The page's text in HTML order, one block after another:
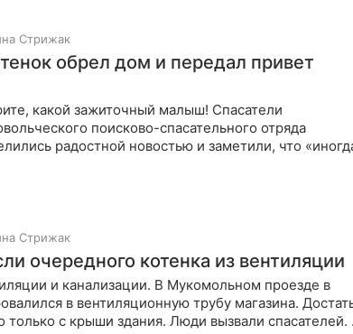
Стрижак
обрел дом и передал привет
какой зажиточный малыш! Спасатели
поисково-спасательного отряда
радостной новостью и заметили, что
не
Стрижак
очередного котенка из вентиляции
и канализации. В Мукомольном проезде в
в вентиляционную трубу магазина.
с крыши здания. Люди вызвали спасателей.